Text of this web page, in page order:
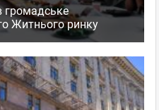
громадське
Житнього ринку